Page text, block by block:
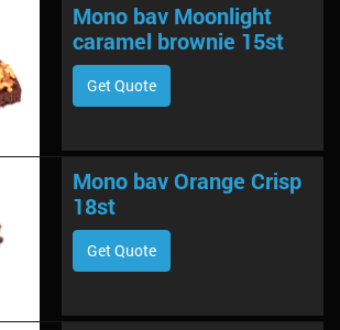
Mono bav Moonlight
caramel brownie 15st
Get Quote
Mono bav Orange Crisp
18st
Get Quote